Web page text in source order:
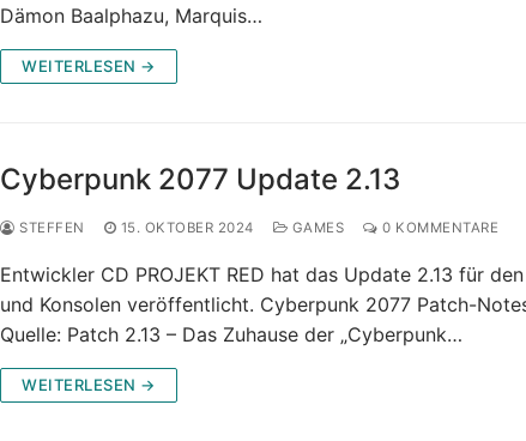
Dämon Baalphazu, Marquis…
WEITERLESEN →
Cyberpunk 2077 Update 2.13
STEFFEN 15. OKTOBER 2024 GAMES 0 KOMMENTARE
Entwickler CD PROJEKT RED hat das Update 2.13 für
und Konsolen veröffentlicht. Cyberpunk 2077 Patch-
Quelle: Patch 2.13 – Das Zuhause der „Cyberpunk…
WEITERLESEN →